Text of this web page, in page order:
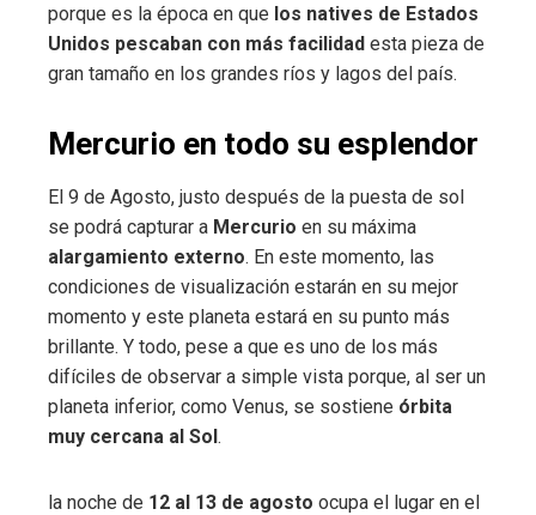
porque es la época en que los natives de Estados
Unidos pescaban con más facilidad esta pieza de
gran tamaño en los grandes ríos y lagos del país.
Mercurio en todo su esplendor
El 9 de Agosto, justo después de la puesta de sol
se podrá capturar a Mercurio en su máxima
alargamiento externo. En este momento, las
condiciones de visualización estarán en su mejor
momento y este planeta estará en su punto más
brillante. Y todo, pese a que es uno de los más
difíciles de observar a simple vista porque, al ser un
planeta inferior, como Venus, se sostiene órbita
muy cercana al Sol.
la noche de 12 al 13 de agosto ocupa el lugar en el